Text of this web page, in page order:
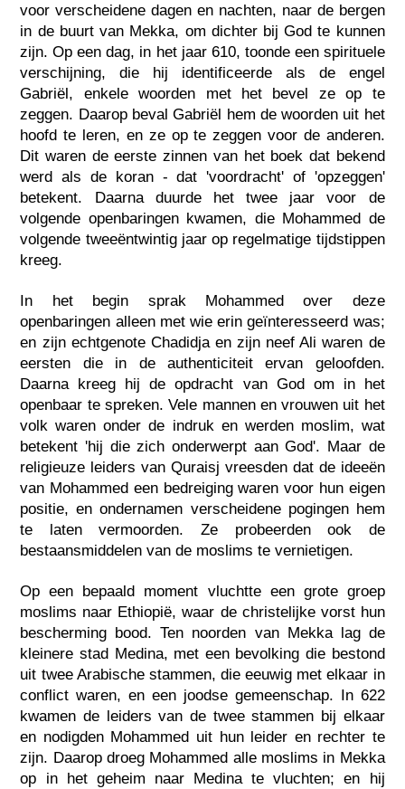
voor verscheidene dagen en nachten, naar de bergen
in de buurt van Mekka, om dichter bij God te kunnen
zijn. Op een dag, in het jaar 610, toonde een spirituele
verschijning, die hij identificeerde als de engel
Gabriël, enkele woorden met het bevel ze op te
zeggen. Daarop beval Gabriël hem de woorden uit het
hoofd te leren, en ze op te zeggen voor de anderen.
Dit waren de eerste zinnen van het boek dat bekend
werd als de koran - dat 'voordracht' of 'opzeggen'
betekent. Daarna duurde het twee jaar voor de
volgende openbaringen kwamen, die Mohammed de
volgende tweeëntwintig jaar op regelmatige tijdstippen
kreeg.
In het begin sprak Mohammed over deze
openbaringen alleen met wie erin geïnteresseerd was;
en zijn echtgenote Chadidja en zijn neef Ali waren de
eersten die in de authenticiteit ervan geloofden.
Daarna kreeg hij de opdracht van God om in het
openbaar te spreken. Vele mannen en vrouwen uit het
volk waren onder de indruk en werden moslim, wat
betekent 'hij die zich onderwerpt aan God'. Maar de
religieuze leiders van Quraisj vreesden dat de ideeën
van Mohammed een bedreiging waren voor hun eigen
positie, en ondernamen verscheidene pogingen hem
te laten vermoorden. Ze probeerden ook de
bestaansmiddelen van de moslims te vernietigen.
Op een bepaald moment vluchtte een grote groep
moslims naar Ethiopië, waar de christelijke vorst hun
bescherming bood. Ten noorden van Mekka lag de
kleinere stad Medina, met een bevolking die bestond
uit twee Arabische stammen, die eeuwig met elkaar in
conflict waren, en een joodse gemeenschap. In 622
kwamen de leiders van de twee stammen bij elkaar
en nodigden Mohammed uit hun leider en rechter te
zijn. Daarop droeg Mohammed alle moslims in Mekka
op in het geheim naar Medina te vluchten; en hij